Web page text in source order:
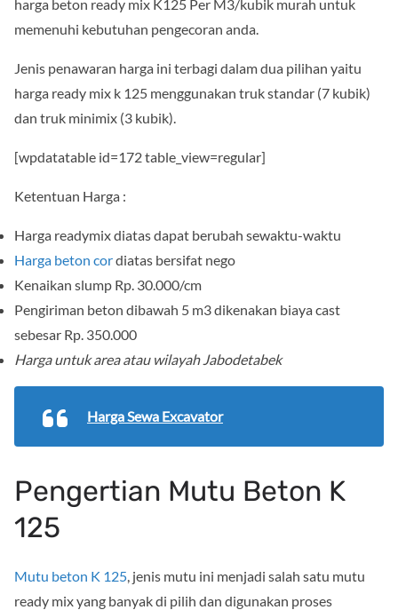
harga beton ready mix K125 Per M3/kubik murah untuk
memenuhi kebutuhan pengecoran anda.
Jenis penawaran harga ini terbagi dalam dua pilihan yaitu
harga ready mix k 125 menggunakan truk standar (7 kubik)
dan truk minimix (3 kubik).
[wpdatatable id=172 table_view=regular]
Ketentuan Harga :
Harga readymix diatas dapat berubah sewaktu-waktu
Harga beton cordiatas bersifat nego
Kenaikan slump Rp. 30.000/cm
Pengiriman beton dibawah 5 m3 dikenakan biaya cast
sebesar Rp. 350.000
Harga untuk area atau wilayah Jabodetabek
Harga Sewa Excavator
Pengertian Mutu Beton K
125
Mutu beton K 125 , jenis mutu ini menjadi salah satu mutu
ready mix yang banyak di pilih dan digunakan proses